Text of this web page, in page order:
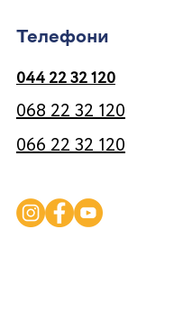
Телефони
044 22 32 120
068 22 32 120
066 22 32 120